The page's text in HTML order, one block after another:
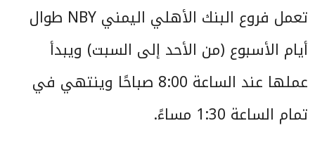
تعمل فروع البنك الأهلي اليمني NBY طوال
أيام الأسبوع (من الأحد إلى السبت) ويبدأ
عملها عند الساعة 8:00 صباحًا وينتهي في
تمام الساعة 1:30 مساءً.